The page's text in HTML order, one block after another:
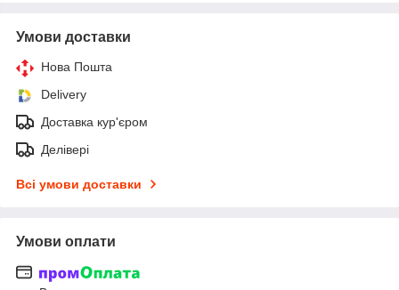
Умови доставки
Нова Пошта
Delivery
Доставка кур'єром
Делівері
Всі умови доставки
Умови оплати